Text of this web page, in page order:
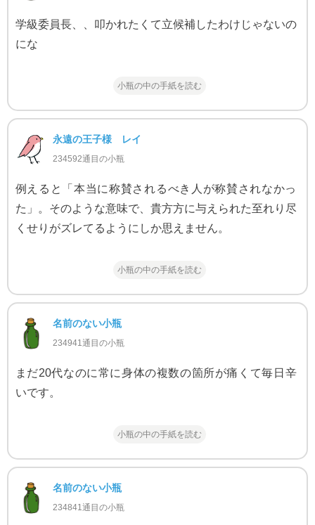
学級委員長、、叩かれたくて立候補したわけじゃないの
にな
小瓶の中の手紙を読む
永遠の王子様 レイ
234592通目の小瓶
例えると「本当に称賛されるべき人が称賛されなかっ
た」。そのような意味で、貴方方に与えられた至れり尽
くせりがズレてるようにしか思えません。
小瓶の中の手紙を読む
名前のない小瓶
234941通目の小瓶
まだ20代なのに常に身体の複数の箇所が痛くて毎日辛
いです。
小瓶の中の手紙を読む
名前のない小瓶
234841通目の小瓶